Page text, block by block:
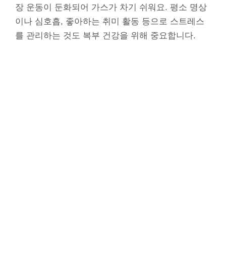
장 운동이 둔화되어 가스가 차기 쉬워요. 평소 명상
이나 심호흡, 좋아하는 취미 활동 등으로 스트레스
를 관리하는 것도 복부 건강을 위해 중요합니다.